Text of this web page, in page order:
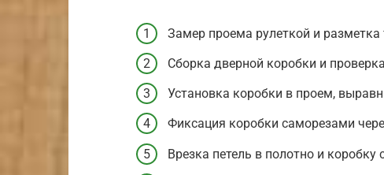
Замер проема рулеткой и
Сборка дверной коробки и
Установка коробки в проем,
Фиксация коробки саморезами
Врезка петель в полотно и